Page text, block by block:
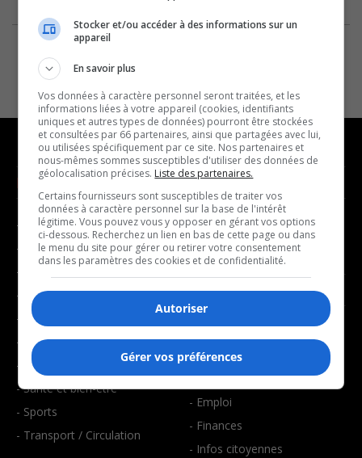
NOUVELLES
- Affaires municipales
- Communauté / Social
- Culture
- Économie
- Éducation
- Environnement
- Faits divers
- Santé et bien-être
- Sports
- Transport / Circulation
MUSIQUE
- Décompte franco
- Joué récemment
BALADOS
- Art de vivre
- Bien-être
- Emploi
- Finances
- Infos citoyennes
Stocker et/ou accéder à des informations sur un
appareil
En savoir plus
Vos données à caractère personnel seront traitées, et les
informations liées à votre appareil (cookies, identifiants
uniques et autres types de données) pourront être stockées
et consultées par 66 partenaires, ainsi que partagées avec lui,
ou utilisées spécifiquement par ce site. Nos partenaires et
nous-mêmes sommes susceptibles d'utiliser des données de
géolocalisation précises. Liste des partenaires.
Certains fournisseurs sont susceptibles de traiter vos
données à caractère personnel sur la base de l'intérêt
légitime. Vous pouvez vous y opposer en gérant vos options
ci-dessous. Recherchez un lien en bas de cette page ou dans
le menu du site pour gérer ou retirer votre consentement
dans les paramètres des cookies et de confidentialité.
Autoriser
Gérer vos préférences